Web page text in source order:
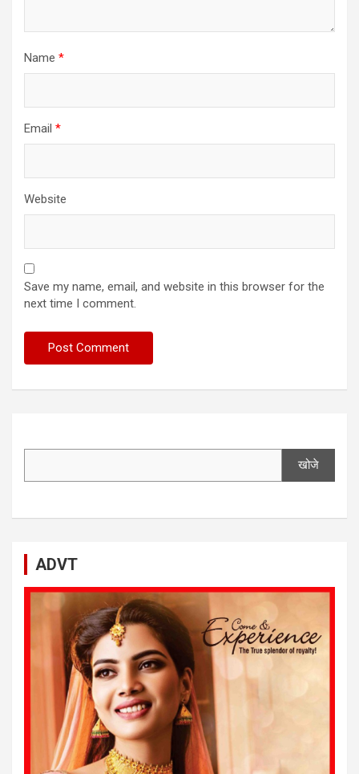
Name *
Email *
Website
Save my name, email, and website in this browser for the
next time I comment.
खोजे
ADVT